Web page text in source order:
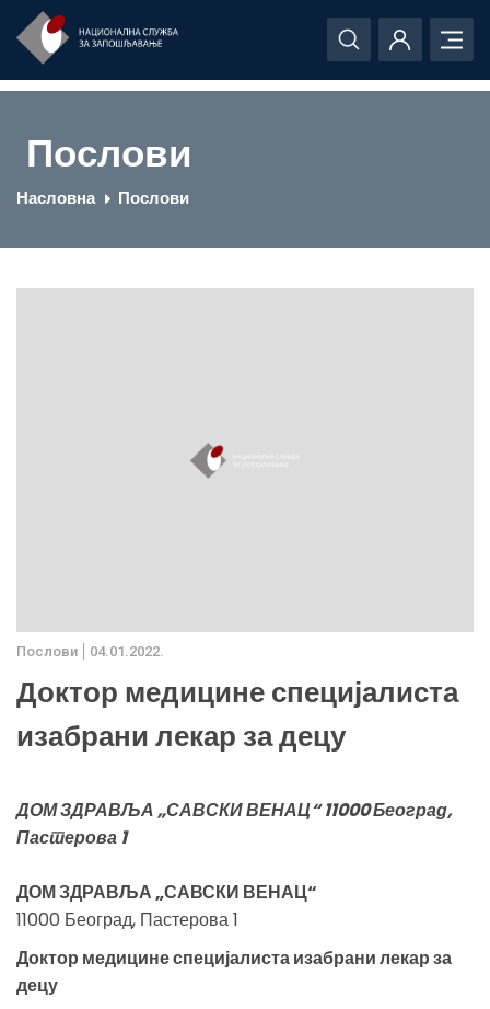
Послови
Насловна Послови
Послови 04.01.2022.
Доктор медицине специјалиста
изабрани лекар за децу
ДОМ ЗДРАВЉА „САВСКИ ВЕНАЦ“ 11000 Београд,
Пастерова 1
ДОМ ЗДРАВЉА „САВСКИ ВЕНАЦ“
11000 Београд, Пастерова 1
Доктор медицине специјалиста изабрани лекар за
децу